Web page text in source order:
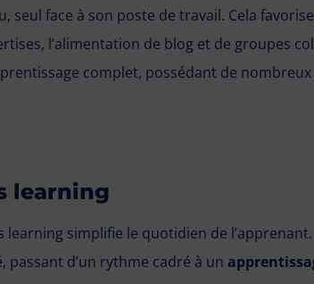
seul face à son poste de travail. Cela
l’alimentation de blog et de groupes
complet, possédant de
learning
learning simplifie le quotidien de
d’un rythme cadré à un